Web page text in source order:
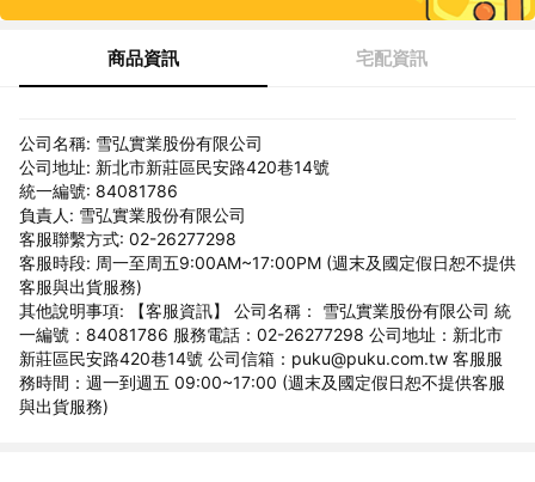
商品資訊 宅配資訊
公司名稱: 雪弘實業股份有限公司
公司地址: 新北市新莊區民安路420巷14號
統一編號: 84081786
負責人: 雪弘實業股份有限公司
客服聯繫方式: 02-26277298
客服時段: 周一至周五9:00AM~17:00PM (週末及國定假日恕不提供
客服與出貨服務)
其他說明事項: 【客服資訊】 公司名稱： 雪弘實業股份有限公司 統
一編號：84081786 服務電話：02-26277298 公司地址：新北市
新莊區民安路420巷14號 公司信箱：puku@puku.com.tw 客服服
務時間：週一到週五 09:00~17:00 (週末及國定假日恕不提供客服
與出貨服務)